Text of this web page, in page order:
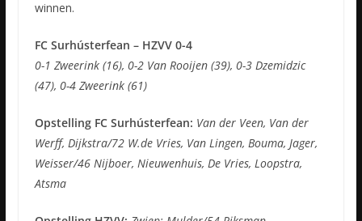
winnen.
FC Surhústerfean – HZVV 0-4
0-1 Zweerink (16), 0-2 Van Rooijen (39), 0-3 Dzemidzic
(47), 0-4 Zweerink (61)
Opstelling FC Surhústerfean: Van der Veen, Van der
Werff, Dijkstra/72 W.de Vries, Van Lingen, Bouma, Jager,
Weisser/46 Nijboer, Nieuwenhuis, De Vries, Loopstra,
Atsma